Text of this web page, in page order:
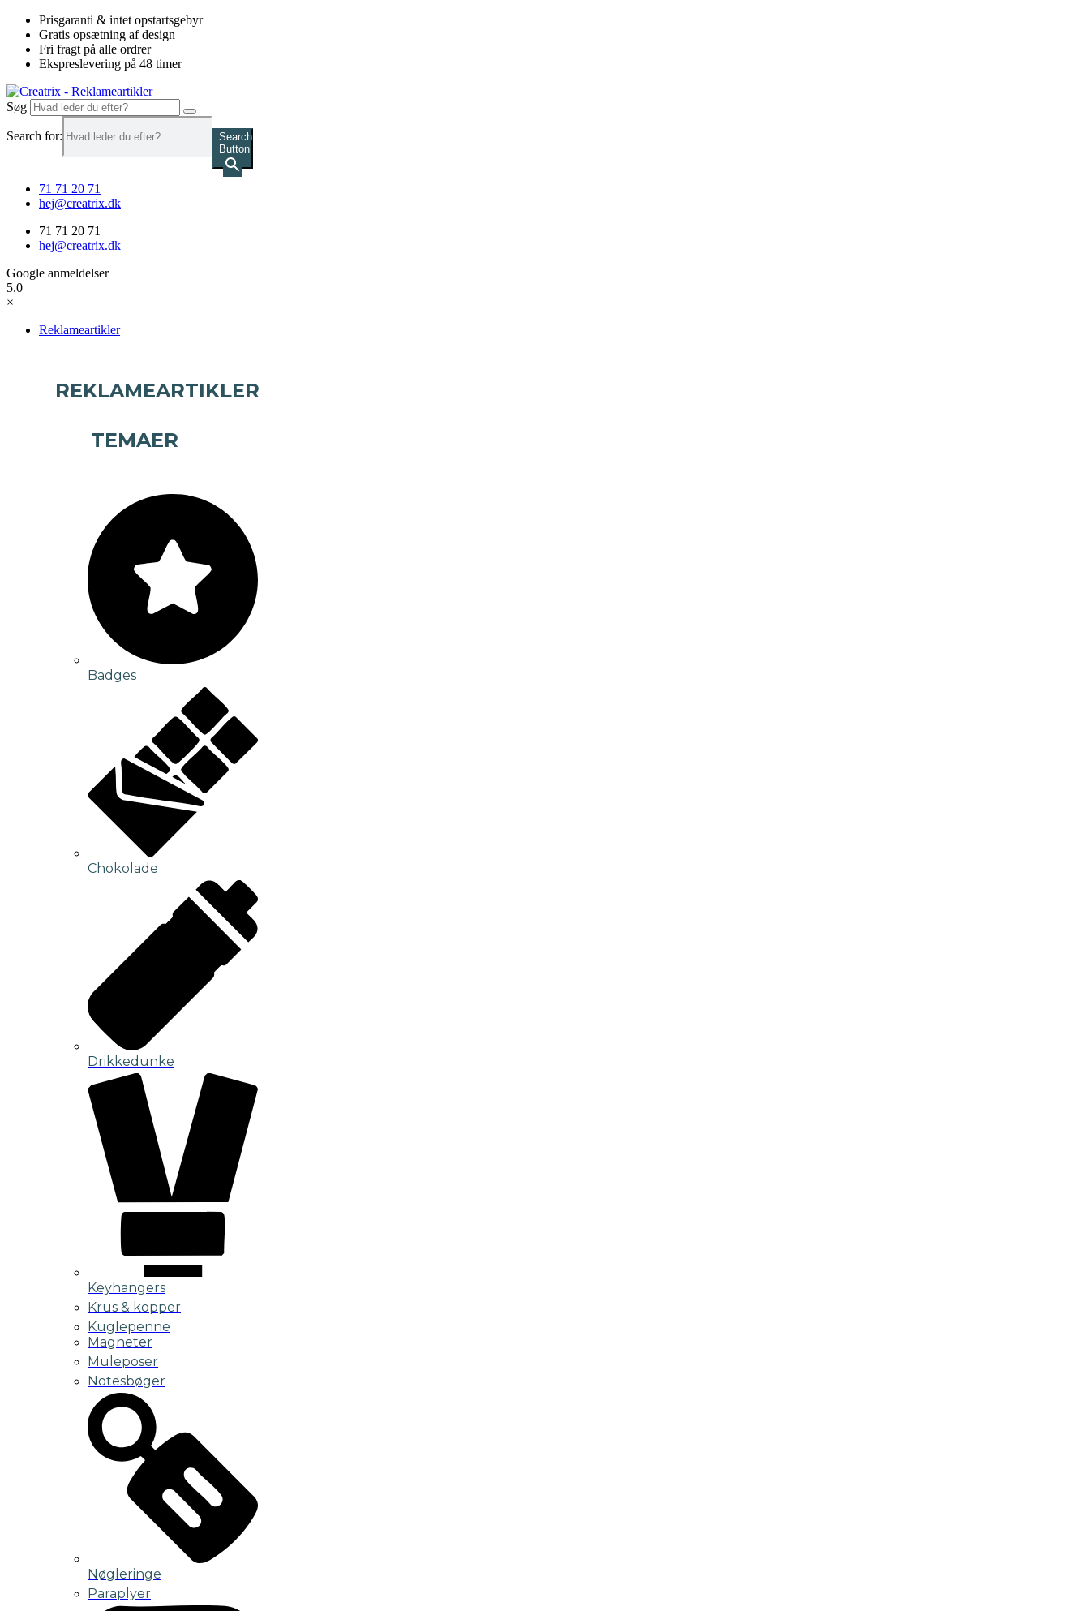
Videre
indhold
Prisgaranti & intet opstartsgebyr
Gratis opsætning af design
Fri fragt på alle ordrer
Ekspreslevering på 48 timer
Søg
Search for:
Search
Button
71 71 20 71
hej@creatrix.dk
71 71 20 71
hej@creatrix.dk
Google anmeldelser
5.0
×
Reklameartikler
REKLAMEARTIKLER
TEMAER
Badges
Chokolade
Drikkedunke
Keyhangers
Krus & kopper
Kuglepenne
Magneter
Muleposer
Notesbøger
Nøgleringe
Paraplyer